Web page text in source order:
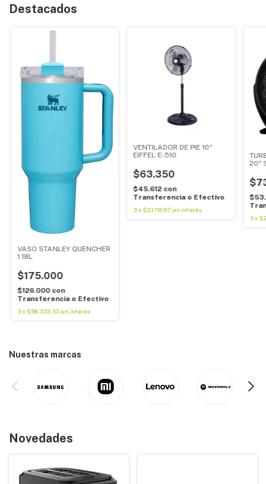
Destacados
VASO STANLEY QUENCHER
1.18L
$175.000
$126.000 con
Transferencia o Efectivo
3x $58.333,33 sin interés
VENTILADOR DE PIE 10"
EIFFEL E-510
$63.350
$45.612 con
Transferencia o Efectivo
3x $21.116,67 sin interés
20"
3x
Nuestras marcas
Novedades